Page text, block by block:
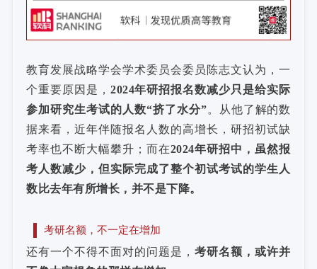
教育发展战略学会学术委员会委员陈志文认为，一
个重要原因是， 2024年研招报名数减少只是给实际
参加研究生考试的人数“挤了水分”。从他了解的数
据来看，近年伴随报名人数的高增长，研招初试缺
考率也不断大幅攀升；而在2024年研招中，虽然报
考人数减少，但实际完成了整个初试考试的学生人
数比去年有所增长，并不是下降。
考研名额，不一定在增加
还有一个不得不面对的问题是，考研名额，或许并